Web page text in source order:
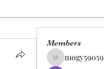
Members
mogy59059
mogy59059